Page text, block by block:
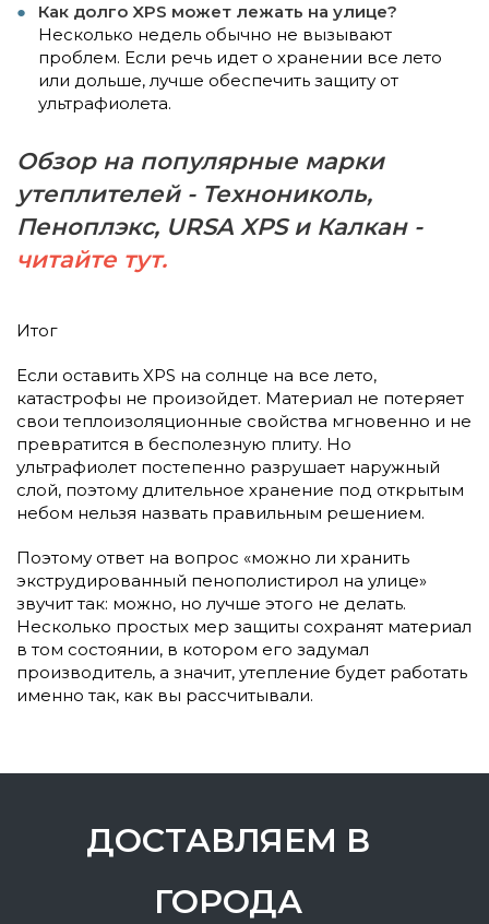
Как долго XPS может лежать на улице?
Несколько недель обычно не вызывают
проблем. Если речь идет о хранении все лето
или дольше, лучше обеспечить защиту от
ультрафиолета.
Обзор на популярные марки
утеплителей - Технониколь,
Пеноплэкс, URSA XPS и Калкан -
читайте тут.
Итог
Если оставить XPS на солнце на все лето,
катастрофы не произойдет. Материал не потеряет
свои теплоизоляционные свойства мгновенно и не
превратится в бесполезную плиту. Но
ультрафиолет постепенно разрушает наружный
слой, поэтому длительное хранение под открытым
небом нельзя назвать правильным решением.
Поэтому ответ на вопрос «можно ли хранить
экструдированный пенополистирол на улице»
звучит так: можно, но лучше этого не делать.
Несколько простых мер защиты сохранят материал
в том состоянии, в котором его задумал
производитель, а значит, утепление будет работать
именно так, как вы рассчитывали.
ДОСТАВЛЯЕМ В
ГОРОДА